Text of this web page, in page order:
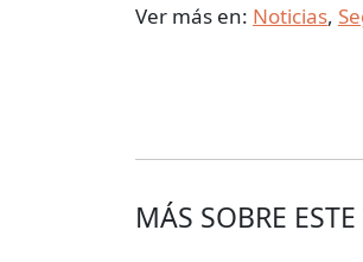
Ver más en: Noticias,
MÁS SOBRE